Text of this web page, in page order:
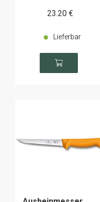
23.20 €
Lieferbar